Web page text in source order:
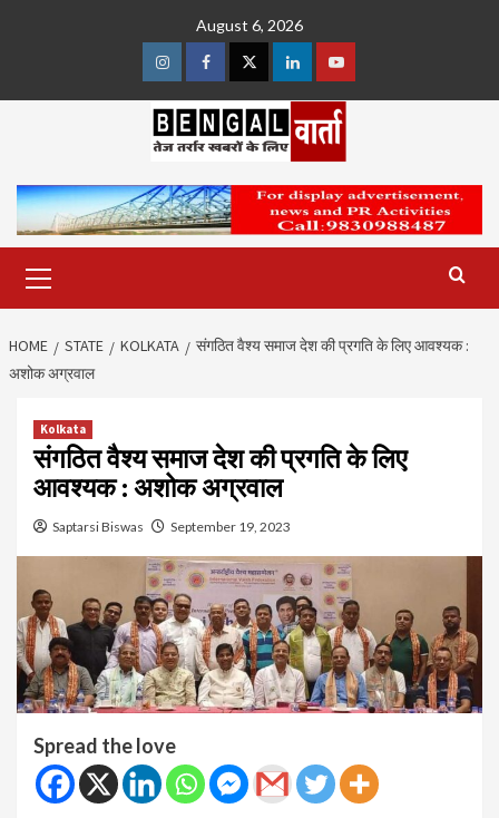
August 6, 2026
InstagramFacebookTwitterLinkedinYoutube
Menu
HOME STATE KOLKATA
संगठित वैश्य समाज देश की प्रगति के लिए आवश्यक :
अशोक अग्रवाल
Kolkata
संगठित वैश्य समाज देश की प्रगति के लिए
आवश्यक : अशोक अग्रवाल
Saptarsi Biswas September 19, 2023
Spread the love